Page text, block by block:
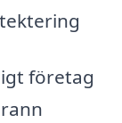
företag